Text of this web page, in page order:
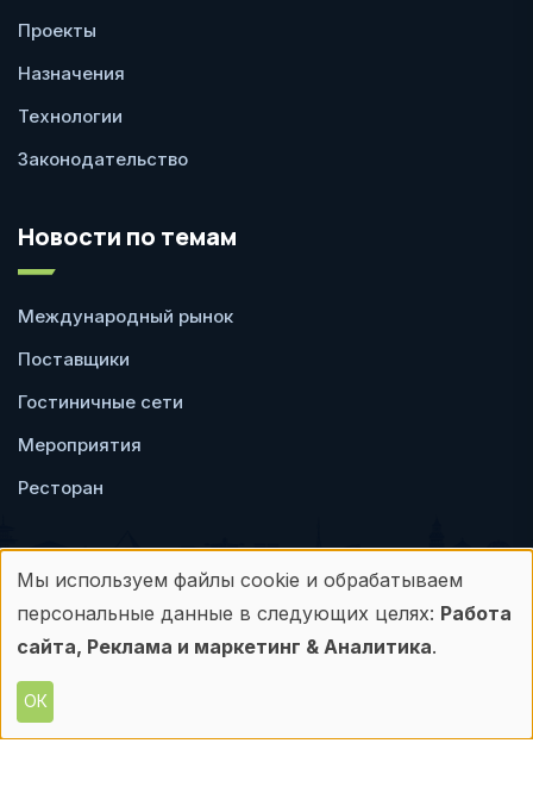
Проекты
Назначения
Технологии
Законодательство
Новости по темам
Международный рынок
Поставщики
Гостиничные сети
Мероприятия
Ресторан
Пользовательское
соглашение
Политика
конфиденциальности
Любое использование материалов с данного
Использование
персональных
данных
и
Мы используем файлы cookie и обрабатываем
персональные данные в следующих целях: Работа
сайта, Реклама и маркетинг & Аналитика.
ОК